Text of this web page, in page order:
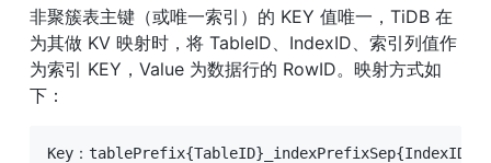
非聚簇表主键（或唯一索引）的 KEY 值唯一，TiDB 在
为其做 KV 映射时，将 TableID、IndexID、索引列值作
为索引 KEY，Value 为数据行的 RowID。映射方式如
下：
Key：